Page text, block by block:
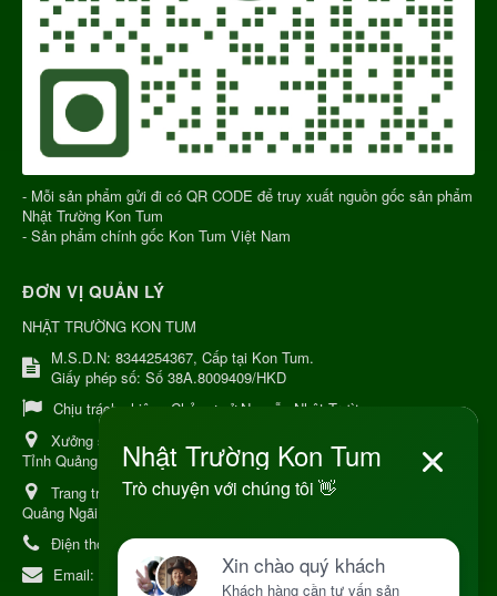
- Mỗi sản phẩm gửi đi có QR CODE để truy xuất nguồn gốc sản phẩm
Nhật Trường Kon Tum
- Sản phẩm chính gốc Kon Tum Việt Nam
ĐƠN VỊ QUẢN LÝ
NHẬT TRƯỜNG KON TUM
M.S.D.N: 8344254367, Cấp tại Kon Tum.
Giấy phép số: Số 38A.8009409/HKD
Chịu trách nhiệm: Chủ cơ sở Nguyễn Nhật Trường
Xưởng sản xuất:
Tỉnh Quảng Ngải
Trang trại Dược Liệu Hữu Cơ:Khu 37 Hộ Xã Măng Đen Tỉnh
Quảng Ngãi
Điện thoại:+84 906968923
Email:
kinhdoanh@nhattruongkontum.com